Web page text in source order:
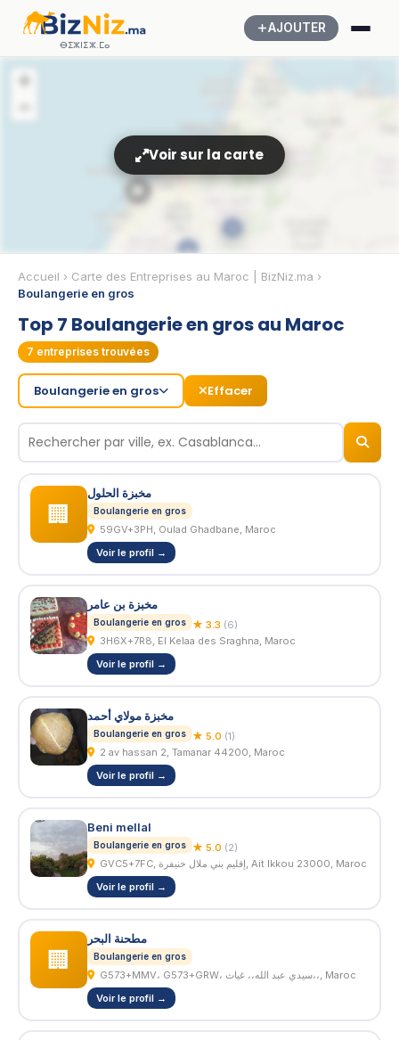
ⴱⵉⵣⵏⵉⵣ.ⵎⴰ
AJOUTER
Accueil › Carte des Entreprises au Maroc | BizNiz.ma ›
Boulangerie en gros
Top 7 Boulangerie en gros au Maroc
7 entreprises trouvées
Boulangerie en gros Effacer
🏢
مخبزة الحلول
Boulangerie en gros
59GV+3PH, Oulad Ghadbane, Maroc
Voir le profil →
مخبزة بن عامر
Boulangerie en gros ★ 3.3 (6)
3H6X+7R8, El Kelaa des Sraghna, Maroc
Voir le profil →
مخبزة مولاي أحمد
Boulangerie en gros ★ 5.0 (1)
2 av hassan 2, Tamanar 44200, Maroc
Voir le profil →
Beni mellal
Boulangerie en gros ★ 5.0 (2)
GVC5+7FC, إقليم بني ملال خنيفرة, Ait Ikkou 23000, Maroc
Voir le profil →
🏢
مطحنة البحر
Boulangerie en gros
G573+MMV، G573+GRW، سيدي عبد الله،، غياث،،, Maroc
Voir le profil →
🏢
🏢
3
+
−
BizNiz.ma
Voir sur la carte